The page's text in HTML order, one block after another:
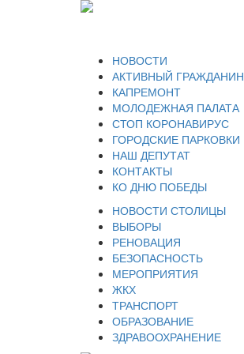
НОВОСТИ
АКТИВНЫЙ ГРАЖДАНИН
КАПРЕМОНТ
МОЛОДЕЖНАЯ ПАЛАТА
СТОП КОРОНАВИРУС
ГОРОДСКИЕ ПАРКОВКИ
НАШ ДЕПУТАТ
КОНТАКТЫ
КО ДНЮ ПОБЕДЫ
НОВОСТИ СТОЛИЦЫ
ВЫБОРЫ
РЕНОВАЦИЯ
БЕЗОПАСНОСТЬ
МЕРОПРИЯТИЯ
ЖКХ
ТРАНСПОРТ
ОБРАЗОВАНИЕ
ЗДРАВООХРАНЕНИЕ